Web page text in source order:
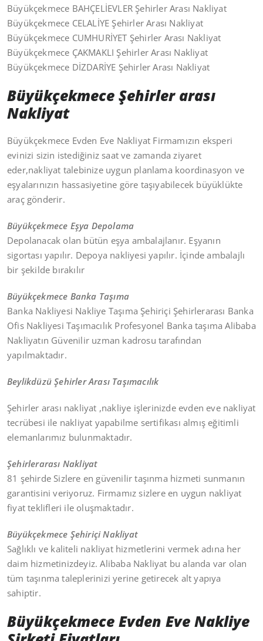
Büyükçekmece BAHÇELİEVLER Şehirler Arası Nakliyat
Büyükçekmece CELALİYE Şehirler Arası Nakliyat
Büyükçekmece CUMHURİYET Şehirler Arası Nakliyat
Büyükçekmece ÇAKMAKLI Şehirler Arası Nakliyat
Büyükçekmece DİZDARİYE Şehirler Arası Nakliyat
Büyükçekmece Şehirler arası
Nakliyat
Büyükçekmece Evden Eve Nakliyat Firmamızın eksperi
evinizi sizin istediğiniz saat ve zamanda ziyaret
eder,nakliyat talebinize uygun planlama koordinasyon ve
eşyalarınızın hassasiyetine göre taşıyabilecek büyüklükte
araç gönderir.
Büyükçekmece Eşya Depolama
Depolanacak olan bütün eşya ambalajlanır. Eşyanın
sigortası yapılır. Depoya nakliyesi yapılır. İçinde ambalajlı
bir şekilde bırakılır
Büyükçekmece Banka Taşıma
Banka Nakliyesi Nakliye Taşıma Şehiriçi Şehirlerarası Banka
Ofis Nakliyesi Taşımacılık Profesyonel Banka taşıma Alibaba
Nakliyatın Güvenilir uzman kadrosu tarafından
yapılmaktadır.
Beylikdüzü Şehirler Arası Taşımacılık
Şehirler arası nakliyat ,nakliye işlerinizde evden eve nakliyat
tecrübesi ile nakliyat yapabilme sertifikası almış eğitimli
elemanlarımız bulunmaktadır.
Şehirlerarası Nakliyat
81 şehirde Sizlere en güvenilir taşınma hizmeti sunmanın
garantisini veriyoruz. Firmamız sizlere en uygun nakliyat
fiyat teklifleri ile oluşmaktadır.
Büyükçekmece Şehiriçi Nakliyat
Sağlıklı ve kaliteli nakliyat hizmetlerini vermek adına her
daim hizmetinizdeyiz. Alibaba Nakliyat bu alanda var olan
tüm taşınma taleplerinizi yerine getirecek alt yapıya
sahiptir.
Büyükçekmece Evden Eve Nakliye